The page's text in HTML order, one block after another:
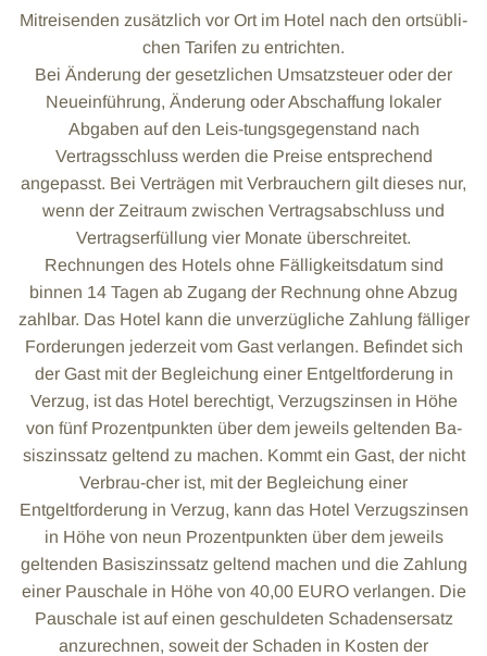
Mitreisenden zusätzlich vor Ort im Hotel nach den ortsübli-
chen Tarifen zu entrichten.
Bei Änderung der gesetzlichen Umsatzsteuer oder der
Neueinführung, Änderung oder Abschaffung lokaler
Abgaben auf den Leis-tungsgegenstand nach
Vertragsschluss werden die Preise entsprechend
angepasst. Bei Verträgen mit Verbrauchern gilt dieses nur,
wenn der Zeitraum zwischen Vertragsabschluss und
Vertragserfüllung vier Monate überschreitet.
Rechnungen des Hotels ohne Fälligkeitsdatum sind
binnen 14 Tagen ab Zugang der Rechnung ohne Abzug
zahlbar. Das Hotel kann die unverzügliche Zahlung fälliger
Forderungen jederzeit vom Gast verlangen. Befindet sich
der Gast mit der Begleichung einer Entgeltforderung in
Verzug, ist das Hotel berechtigt, Verzugszinsen in Höhe
von fünf Prozentpunkten über dem jeweils geltenden Ba-
siszinssatz geltend zu machen. Kommt ein Gast, der nicht
Verbrau-cher ist, mit der Begleichung einer
Entgeltforderung in Verzug, kann das Hotel Verzugszinsen
in Höhe von neun Prozentpunkten über dem jeweils
geltenden Basiszinssatz geltend machen und die Zahlung
einer Pauschale in Höhe von 40,00 EURO verlangen. Die
Pauschale ist auf einen geschuldeten Schadensersatz
anzurechnen, soweit der Schaden in Kosten der